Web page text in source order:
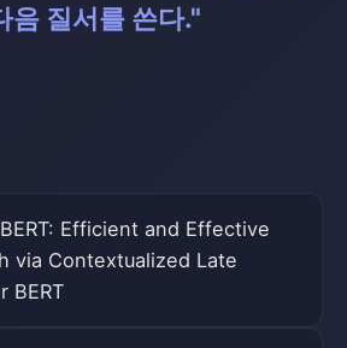
음 질서를 쓴다."
Efficient and Effective
via Contextualized Late
BERT